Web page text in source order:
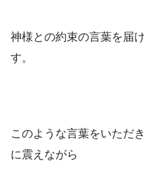
神様との約束の言葉を届
す。
このような言葉をいただ
に震えながら